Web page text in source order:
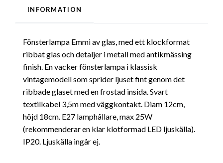
INFORMATION
Fönsterlampa Emmi av glas, med ett klockformat
ribbat glas och detaljer i metall med antikmässing
finish. En vacker fönsterlampa i klassisk
vintagemodell som sprider ljuset fint genom det
ribbade glaset med en frostad insida. Svart
textilkabel 3,5m med väggkontakt. Diam 12cm,
höjd 18cm. E27 lamphållare, max 25W
(rekommenderar en klar klotformad LED ljuskälla).
IP20. Ljuskälla ingår ej.